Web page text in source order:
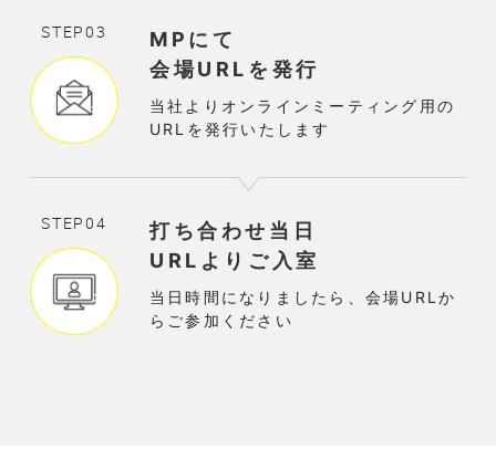
STEP03
MPにて
会場URLを発行
当社よりオンラインミーティング用の
URLを発行いたします
STEP04
打ち合わせ当日
URLよりご入室
当日時間になりましたら、会場URLか
らご参加ください